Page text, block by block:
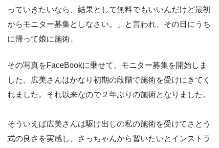
っていきたいなら、結果として無料でもいいんだけど最初
からモニター募集としなさい。」と言われ、その日にうち
に帰って娘に施術。
その写真をFaceBookに乗せて、モニター募集を開始しま
した。広美さんはかなり初期の段階で施術を受けにきてく
れました。それ以来なので２年ぶりの施術となりました。
そういえば広美さんは駆け出しの私の施術を受けてさとう
式の良さを実感し、さっちゃんから習いたいとインストラ